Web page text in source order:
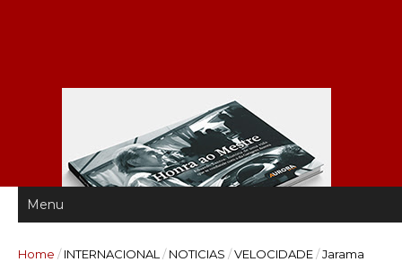
Home / INTERNACIONAL / NOTICIAS /VELOCIDADE/Jarama